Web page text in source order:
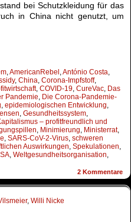
bei Schutzkleidung für das
in China nicht genutzt, um
,AmericanRebel ,António Costa,
, China, Corona-Impfstoff,
, COVID-19, CureVac, Das
Pandemie, Die Corona-Pandemie-
, epidemiologischen Entwicklung,
, Gesundheitssystem,
– profitfreundlich und
, Minimierung, Ministerrat,
, SARS-CoV-2-Virus, schweren
Auswirkungen, Spekulationen,
, Weltgesundheitsorganisation,
2 Kommentare
, Willi Nicke